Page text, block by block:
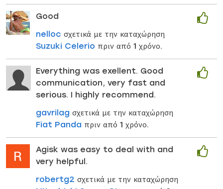
Good
nelloc σχετικά με την καταχώρηση
Suzuki Celerio πριν από 1 χρόνο.
Everything was exellent. Good
communication, very fast and
serious. I highly recommend.
gavrilag σχετικά με την καταχώρηση
Fiat Panda πριν από 1 χρόνο.
Agisk was easy to deal with and
very helpful.
robertg2 σχετικά με την καταχώρηση